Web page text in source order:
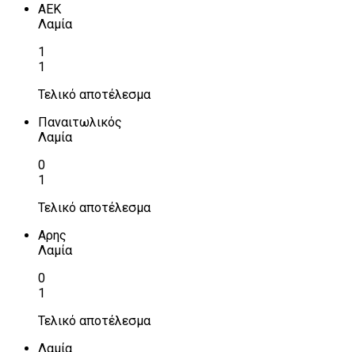
ΑΕΚ
Λαμία
1
1
Τελικό αποτέλεσμα
Παναιτωλικός
Λαμία
0
1
Τελικό αποτέλεσμα
Αρης
Λαμία
0
1
Τελικό αποτέλεσμα
Λαμία